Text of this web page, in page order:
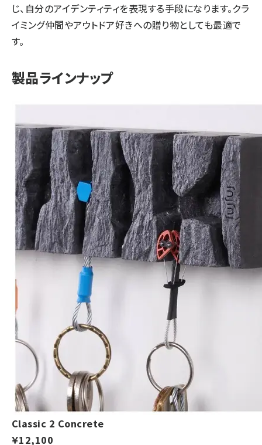
じ、自分のアイデンティティを表現する手段になります。クラ
イミング仲間やアウトドア好きへの贈り物としても最適で
す。
製品ラインナップ
Classic 2 Concrete
￥12,100